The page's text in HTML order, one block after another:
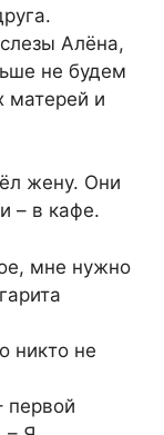
Алёна,
не будем
матерей и
жену. Они
– в кафе.
мне нужно
никто не
первой